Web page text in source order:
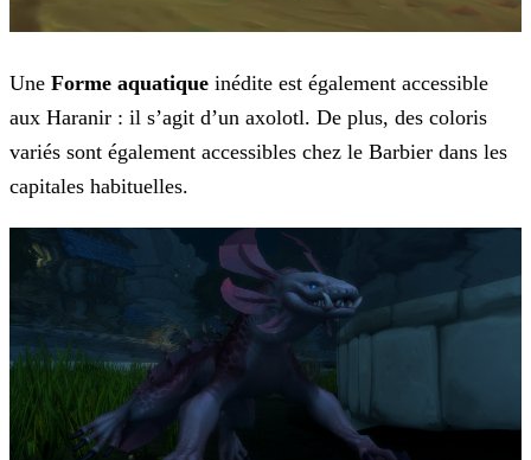
Une Forme aquatique inédite est également accessible
aux Haranir : il s’agit d’un axolotl. De plus, des coloris
variés sont également accessibles chez le Barbier dans les
capitales habituelles.